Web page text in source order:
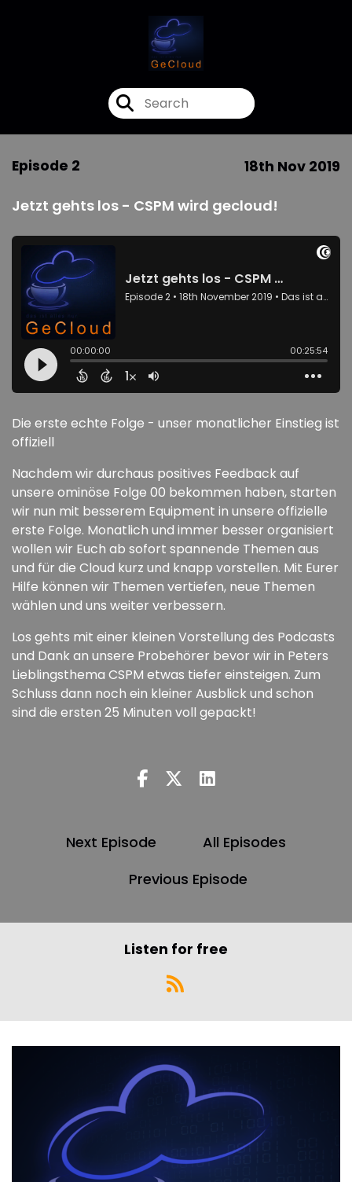
Episode 2 18th Nov 2019
Jetzt gehts los - CSPM wird gecloud!
Die erste echte Folge - unser monatlicher Einstieg ist
offiziell
Nachdem wir durchaus positives Feedback auf
unsere ominöse Folge 00 bekommen haben, starten
wir nun mit besserem Equipment in unsere offizielle
erste Folge. Monatlich und immer besser organisiert
wollen wir Euch ab sofort spannende Themen aus
und für die Cloud kurz und knapp vorstellen. Mit Eurer
Hilfe können wir Themen vertiefen, neue Themen
wählen und uns weiter verbessern.
Los gehts mit einer kleinen Vorstellung des Podcasts
und Dank an unsere Probehörer bevor wir in Peters
Lieblingsthema CSPM etwas tiefer einsteigen. Zum
Schluss dann noch ein kleiner Ausblick und schon
sind die ersten 25 Minuten voll gepackt!
Next Episode
All Episodes
Previous Episode
Listen for free